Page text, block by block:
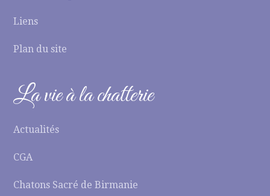
Liens
Plan du site
La vie à la chatterie
Actualités
CGA
Chatons Sacré de Birmanie